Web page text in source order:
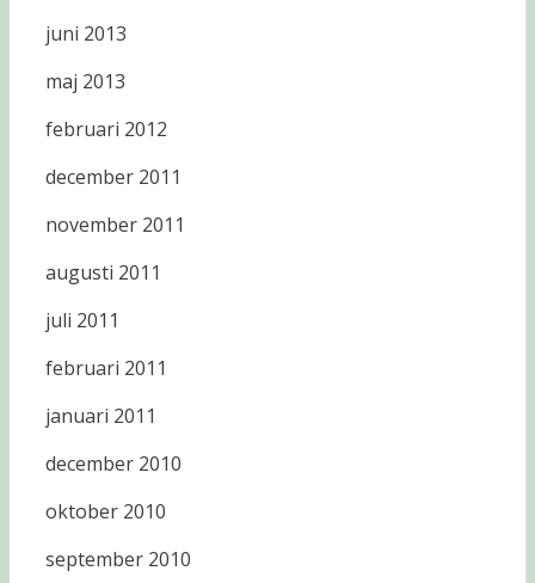
juni 2013
maj 2013
februari 2012
december 2011
november 2011
augusti 2011
juli 2011
februari 2011
januari 2011
december 2010
oktober 2010
september 2010